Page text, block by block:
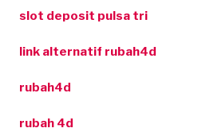
slot deposit pulsa tri
link alternatif rubah4d
rubah4d
rubah 4d